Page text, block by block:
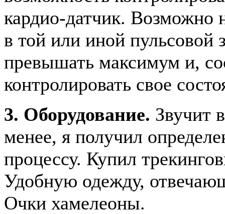
кардио-датчик. Возможно
в той или иной пульсовой
превышать максимум и,
контролировать свое
3. Оборудование. Звучит
менее, я получил
процессу. Купил
Удобную одежду,
Очки хамелеоны.